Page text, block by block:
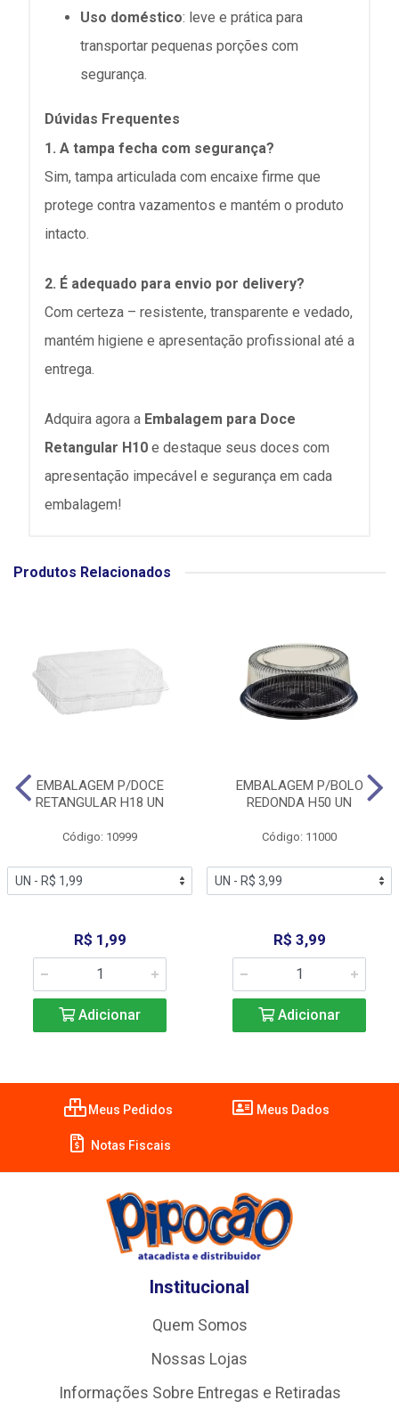
Uso doméstico: leve e prática para
transportar pequenas porções com
segurança.
Dúvidas Frequentes
1. A tampa fecha com segurança?
Sim, tampa articulada com encaixe firme que
protege contra vazamentos e mantém o produto
intacto.
2. É adequado para envio por delivery?
Com certeza – resistente, transparente e vedado,
mantém higiene e apresentação profissional até a
entrega.
Adquira agora a Embalagem para Doce
Retangular H10 e destaque seus doces com
apresentação impecável e segurança em cada
embalagem!
Produtos Relacionados
EMBALAGEM P/DOCE
RETANGULAR H18 UN
Código: 10999
R$ 1,99
Adicionar
EMBALAGEM P/BOLO
REDONDA H50 UN
Código: 11000
R$ 3,99
Adicionar
Meus Pedidos Meus Dados
Notas Fiscais
Institucional
Quem Somos
Nossas Lojas
Informações Sobre Entregas e Retiradas